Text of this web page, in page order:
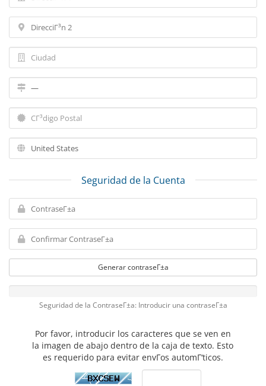
Seguridad de la Cuenta
Generar contraseΓ±a
Seguridad de la ContraseΓ±a: Introducir una contraseΓ±a
Por favor, introducir los caracteres que se ven en
la imagen de abajo dentro de la caja de texto. Esto
es requerido para evitar envΓ­os automΓ‘ticos.